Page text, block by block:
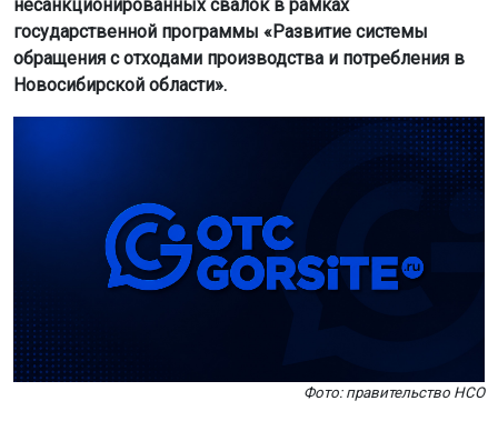
несанкционированных свалок в рамках
государственной программы «Развитие системы
обращения с отходами производства и потребления в
Новосибирской области».
Фото: правительство НСО